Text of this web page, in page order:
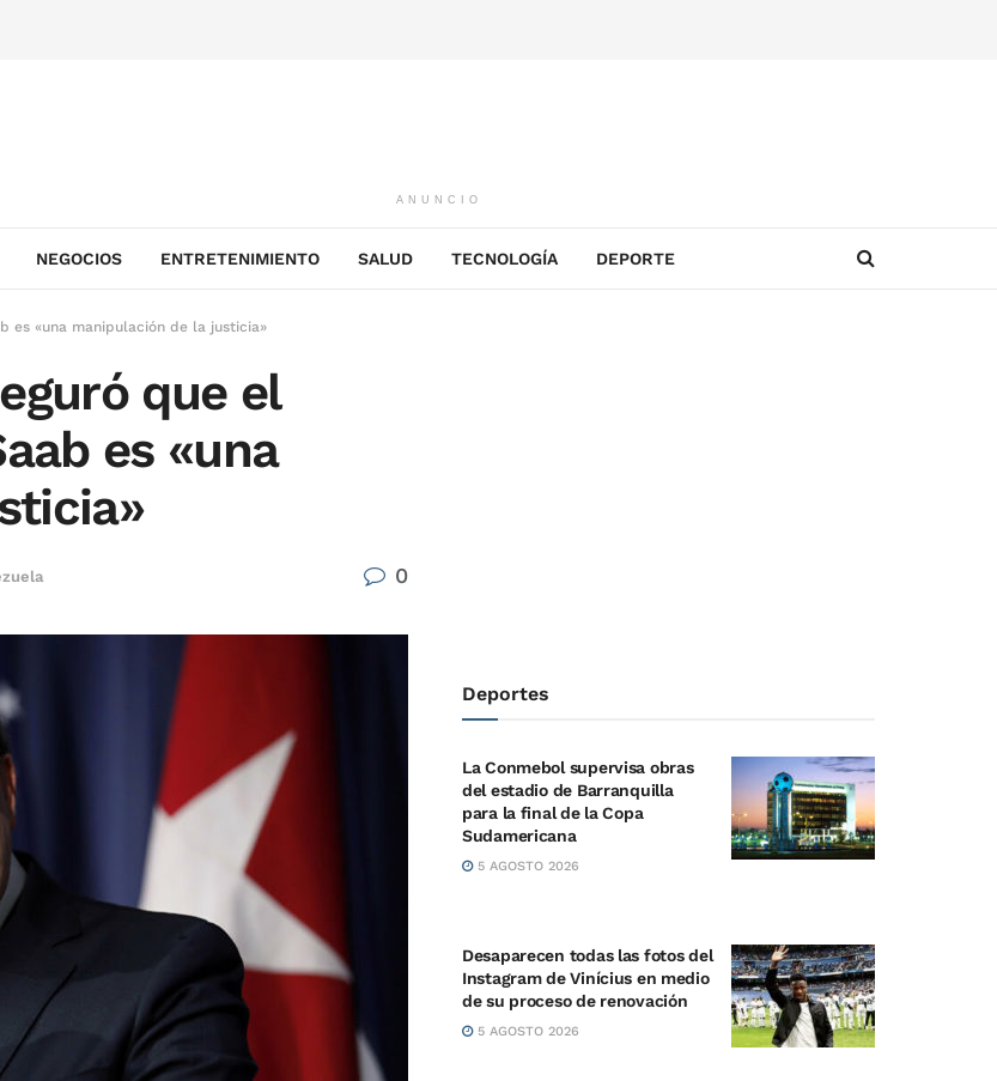
ANUNCIO
NEGOCIOS ENTRETENIMIENTO SALUD TECNOLOGÍA DEPORTE
es «una manipulación de la justicia»
que el
es «una
0
Deportes
La Conmebol supervisa obras
del estadio de Barranquilla
para la final de la Copa
Sudamericana
5 AGOSTO 2026
Desaparecen todas las fotos del
Instagram de Vinícius en medio
de su proceso de renovación
5 AGOSTO 2026